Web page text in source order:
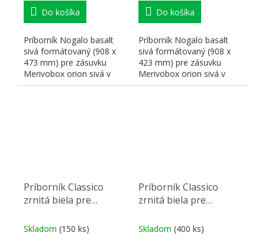
Do košíka
Príborník Nogalo basalt
sivá formátovaný (908 x
473 mm) pre zásuvku
Merivobox orion sivá v
hĺbke 500 mm pre
Do košíka
Príborník Nogalo basalt
sivá formátovaný (908 x
423 mm) pre zásuvku
Merivobox orion sivá v
hĺbke 450 mm pre
Príborník Classico
zrnitá biela pre
474 mm)
Skladom (150 ks)
Príborník Classico
zrnitá biela pre
474 mm)
Skladom (400 ks)